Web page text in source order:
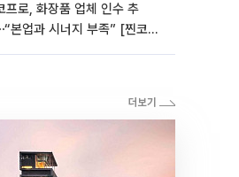
프로, 화장품 업체 인수 추
본업과 시너지 부족” [찐코노